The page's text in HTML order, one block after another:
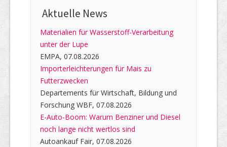
Aktuelle News
Materialien für Wasserstoff-Verarbeitung
unter der Lupe
EMPA, 07.08.2026
Importerleichterungen für Mais zu
Futterzwecken
Departements für Wirtschaft, Bildung und
Forschung WBF, 07.08.2026
E-Auto-Boom: Warum Benziner und Diesel
noch lange nicht wertlos sind
Autoankauf Fair, 07.08.2026